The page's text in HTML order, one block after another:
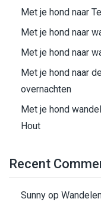
Met je hond naar
Met je hond naar
Met je hond naar
Met je hond naar
overnachten
Met je hond
Hout
Recent
Sunny op